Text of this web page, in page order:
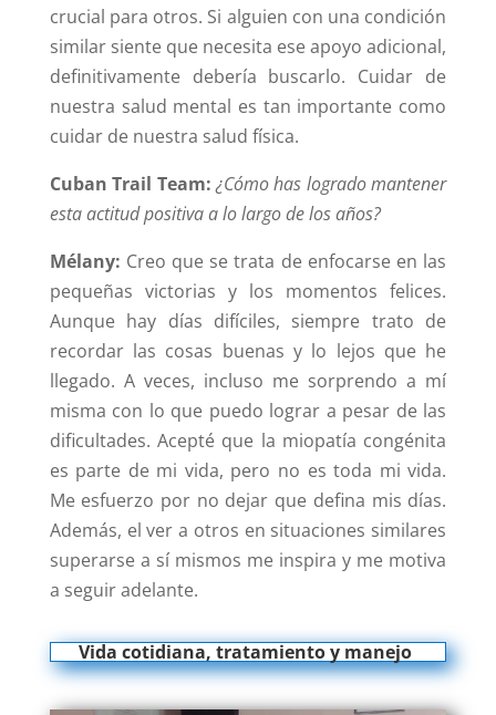
crucial para otros. Si alguien con una condición
similar siente que necesita ese apoyo adicional,
definitivamente debería buscarlo. Cuidar de
nuestra salud mental es tan importante como
cuidar de nuestra salud física.
Cuban Trail Team: ¿Cómo has logrado mantener
esta actitud positiva a lo largo de los años?
Mélany: Creo que se trata de enfocarse en las
pequeñas victorias y los momentos felices.
Aunque hay días difíciles, siempre trato de
recordar las cosas buenas y lo lejos que he
llegado. A veces, incluso me sorprendo a mí
misma con lo que puedo lograr a pesar de las
dificultades. Acepté que la miopatía congénita
es parte de mi vida, pero no es toda mi vida.
Me esfuerzo por no dejar que defina mis días.
Además, el ver a otros en situaciones similares
superarse a sí mismos me inspira y me motiva
a seguir adelante.
Vida cotidiana, tratamiento y manejo